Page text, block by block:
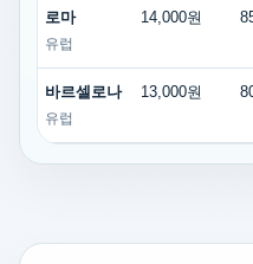
로마
유럽
14,000원
바르셀로나
유럽
13,000원